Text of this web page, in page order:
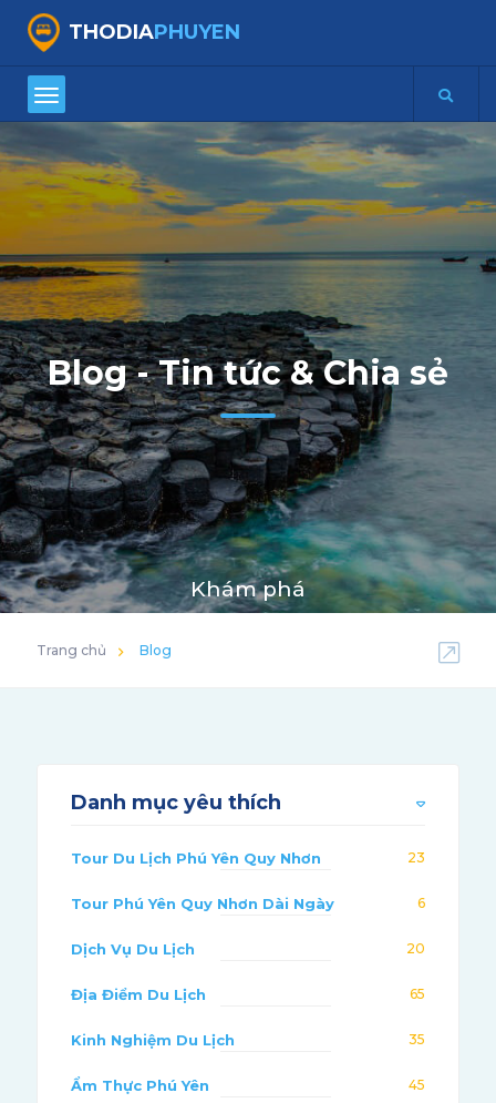
THODIAPHUYEN
Blog - Tin tức & Chia sẻ
Khám phá
Trang chủ Blog
Danh mục yêu thích
Tour Du Lịch Phú Yên Quy Nhơn 23
Tour Phú Yên Quy Nhơn Dài Ngày 6
Dịch Vụ Du Lịch 20
Địa Điểm Du Lịch 65
Kinh Nghiệm Du Lịch 35
Ẩm Thực Phú Yên 45